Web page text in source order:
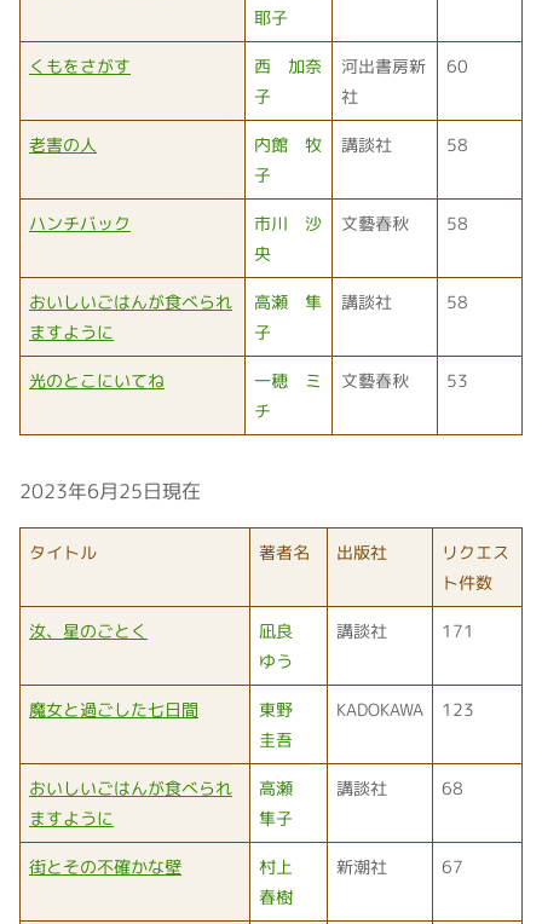
耶子
くもをさがす
西 加奈
子
河出書房新
社
60
老害の人
内館 牧
子
講談社 58
ハンチバック
市川 沙
央
文藝春秋 58
おいしいごはんが食べられ
ますように
高瀬 隼
子
講談社 58
光のとこにいてね
一穂 ミ
チ
文藝春秋 53
2023年6月25日現在
タイトル 著者名 出版社
リクエス
ト件数
汝、星のごとく
凪良
ゆう
講談社 171
魔女と過ごした七日間
東野
圭吾
KADOKAWA 123
おいしいごはんが食べられ
ますように
高瀬
隼子
講談社 68
街とその不確かな壁
村上
春樹
新潮社 67